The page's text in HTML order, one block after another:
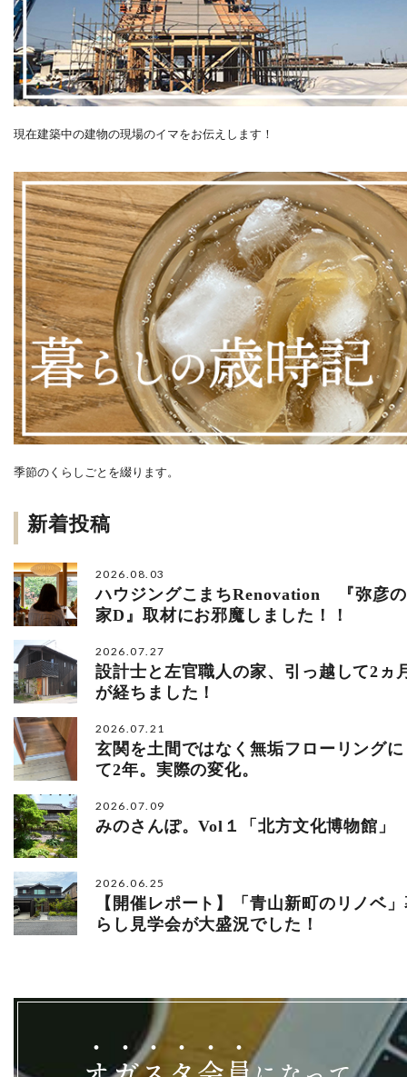
現在建築中の建物の現場のイマをお伝えします！
季節のくらしごとを綴ります。
新着投稿
2026.08.03
ハウジングこまちRenovation 『弥彦の
家D』取材にお邪魔しました！！
2026.07.27
設計士と左官職人の家、引っ越して2ヵ
が経ちました！
2026.07.21
玄関を土間ではなく無垢フローリング
て2年。実際の変化。
2026.07.09
みのさんぽ。Vol１「北方文化博物館」
2026.06.25
【開催レポート】「青山新町のリノベ
らし見学会が大盛況でした！